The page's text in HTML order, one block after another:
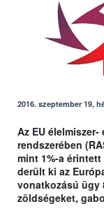
2016. szeptember 19,
Az EU
rendszerében
mint 1%-a
derült ki az
vonatkozású ügy
zöldségeket,